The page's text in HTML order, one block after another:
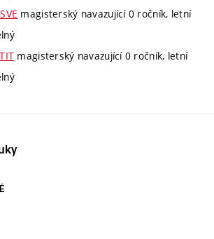
magisterský navazující 0 ročník, letní
magisterský navazující 0 ročník, letní